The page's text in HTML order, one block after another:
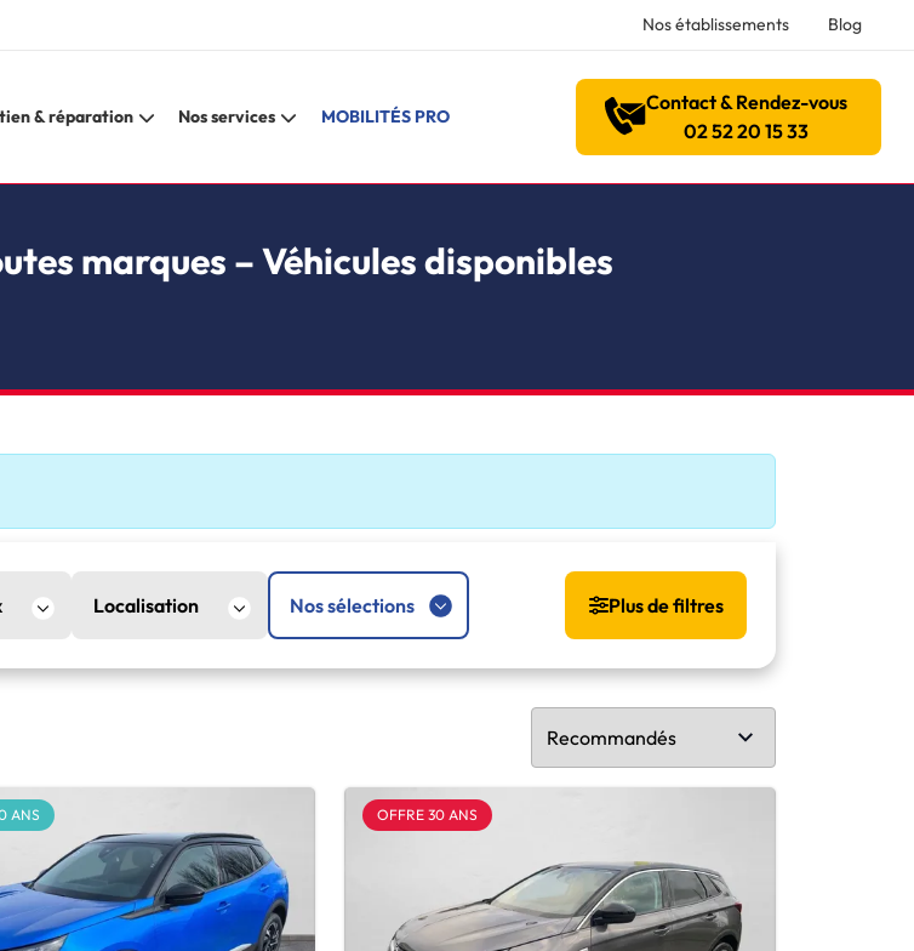
Nos établissements Blog
& réparation Nos services MOBILITÉS PRO
Contact & Rendez-vous
02 52 20 15 33
marques – Véhicules disponibles
Localisation Nos sélections Plus de filtres
ANS OFFRE 30 ANS